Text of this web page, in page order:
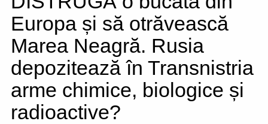
Europa și să otrăvească
Marea Neagră. Rusia
depozitează în Transnistria
arme chimice, biologice și
radioactive?